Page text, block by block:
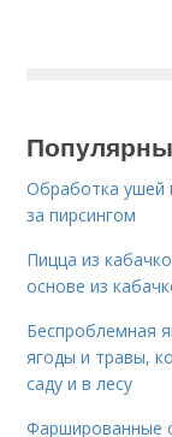
Обработка ушей
за пирсингом
Пицца из
основе из
Беспроблемная
ягоды и травы,
саду и в лесу
Фаршированные